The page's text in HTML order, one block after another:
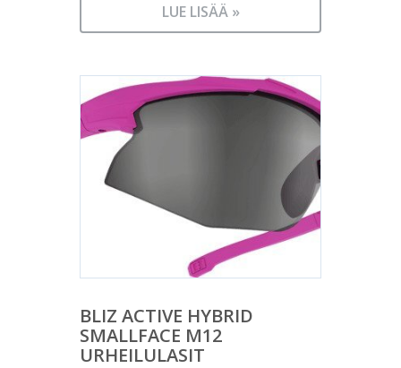
LUE LISÄÄ »
BLIZ ACTIVE HYBRID
SMALLFACE M12
URHEILULASIT